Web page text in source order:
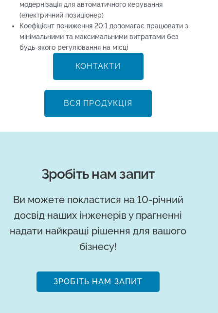
модернізація для автоматичного керування
(електричний позиціонер)
Коефіцієнт пониження 20:1 допомагає працювати з
мінімальними та максимальними витратами без
будь-якого регулювання на місці
КОНТАКТИ
ВСЯ ПРОДУКЦІЯ
Зробіть нам запит
Ви можете покластися на 10-річний
досвід наших інженерів у прагненні
надати найкращі рішення для вашого
бізнесу!
ЗРОБІТЬ НАМ ЗАПИТ